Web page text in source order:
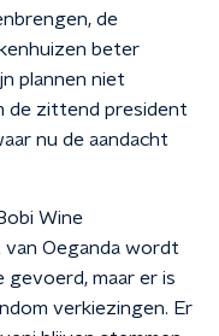
de
beter
plannen niet
de zittend president
nu de aandacht
Wine
van Oeganda wordt
maar er is
verkiezingen. Er